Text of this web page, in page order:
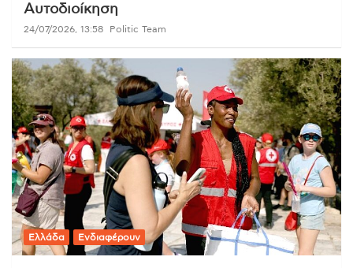
Αυτοδιοίκηση
24/07/2026, 13:58 Politic Team
Ελλάδα Ενδιαφέρουν